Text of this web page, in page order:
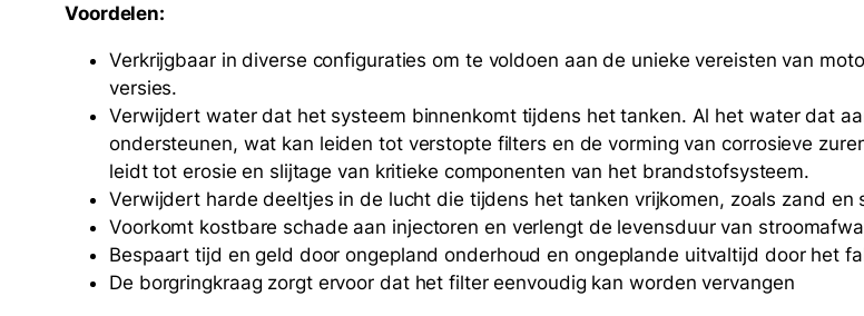
n
a
l
Voordelen:
Verkrijgbaar in diverse configuraties om te voldoen aan de unieke vereisten van
versies.
Verwijdert water dat het systeem binnenkomt tijdens het tanken. Al het water dat
ondersteunen, wat kan leiden tot verstopte filters en de vorming van corrosieve
leidt tot erosie en slijtage van kritieke componenten van het brandstofsysteem.
Verwijdert harde deeltjes in de lucht die tijdens het tanken vrijkomen, zoals zand en
Voorkomt kostbare schade aan injectoren en verlengt de levensduur van
Bespaart tijd en geld door ongepland onderhoud en ongeplande uitvaltijd door het
De borgringkraag zorgt ervoor dat het filter eenvoudig kan worden vervangen